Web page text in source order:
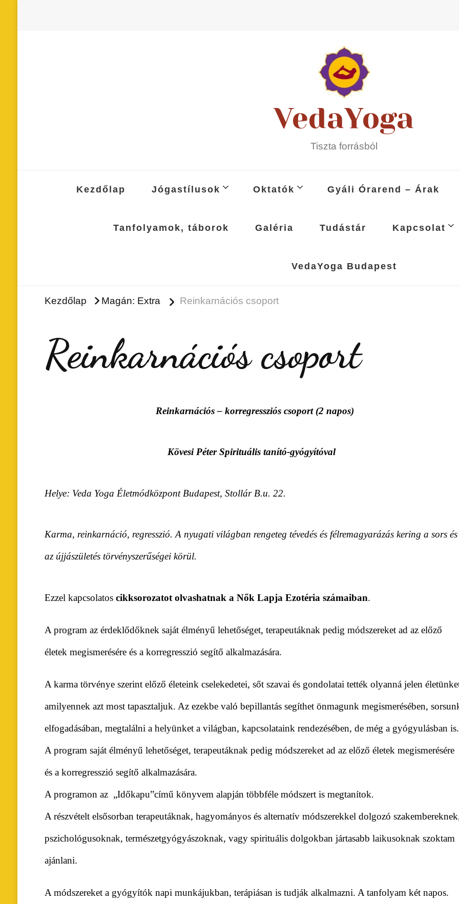
VedaYoga
Tiszta forrásból
Kezdőlap Jógastílusok Oktatók Gyáli Órarend – Árak
Tanfolyamok, táborok Galéria Tudástár Kapcsolat
VedaYoga Budapest
Kezdőlap Magán: Extra Reinkarnációs csoport
Reinkarnációs csoport
Reinkarnációs – korregressziós csoport (2 napos)
Kövesi Péter Spirituális tanító-gyógyítóval
Helye: Veda Yoga Életmódközpont Budapest, Stollár B.u. 22.
Karma, reinkarnáció, regresszió. A nyugati világban rengeteg tévedés és félremagyarázás kering a sors és
az újjászületés törvényszerűségei körül.
Ezzel kapcsolatos cikksorozatot olvashatnak a Nők Lapja Ezotéria számaiban.
A program az érdeklődőknek saját élményű lehetőséget, terapeutáknak pedig módszereket ad az előző
életek megismerésére és a korregresszió segítő alkalmazására.
A karma törvénye szerint előző életeink cselekedetei, sőt szavai és gondolatai tették olyanná jelen
amilyennek azt most tapasztaljuk. Az ezekbe való bepillantás segíthet önmagunk megismerésében,
elfogadásában, megtalálni a helyünket a világban, kapcsolataink rendezésében, de még a gyógyulásban is.
A program saját élményű lehetőséget, terapeutáknak pedig módszereket ad az előző életek megismerésére
és a korregresszió segítő alkalmazására.
A programon az „Időkapu”című könyvem alapján többféle módszert is megtanítok.
A részvételt elsősorban terapeutáknak, hagyományos és alternatív módszerekkel dolgozó
pszichológusoknak, természetgyógyászoknak, vagy spirituális dolgokban jártasabb laikusoknak szoktam
ajánlani.
A módszereket a gyógyítók napi munkájukban, terápiásan is tudják alkalmazni. A tanfolyam két napos.